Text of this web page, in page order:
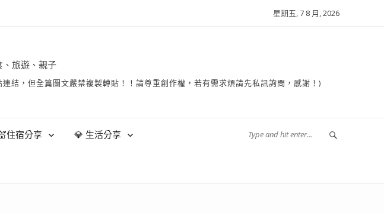
星期五, 7 8 月, 2026
，但全篇圖文嚴禁複製轉貼！！請尊重創作權，若有需求煩請先私訊詢問，感謝！)
住宿分享 💎 生活分享